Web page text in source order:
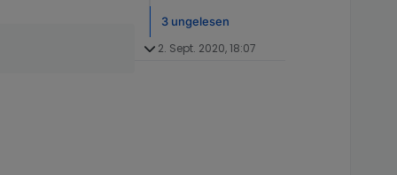
3 ungelesen
2. Sept. 2020, 18:07